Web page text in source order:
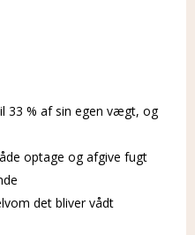
33 % af sin egen vægt, og
optage og afgive fugt
det bliver vådt